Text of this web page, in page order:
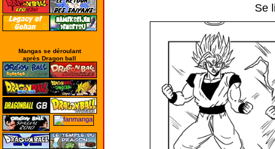
Mangas se déroulant
après Dragon ball
Se